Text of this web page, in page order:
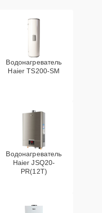
Водонагреватель
Haier TS200-SM
Водонагреватель
Haier JSQ20-
PR(12T)